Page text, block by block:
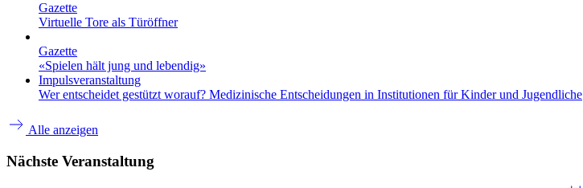
Gazette
Virtuelle Tore als Türöffner
Gazette
«Spielen hält jung und lebendig»
Impulsveranstaltung
Wer entscheidet gestützt worauf? Medizinische Entscheidungen in Institutionen für Kinder und Jugendliche
Alle anzeigen
Nächste Veranstaltung